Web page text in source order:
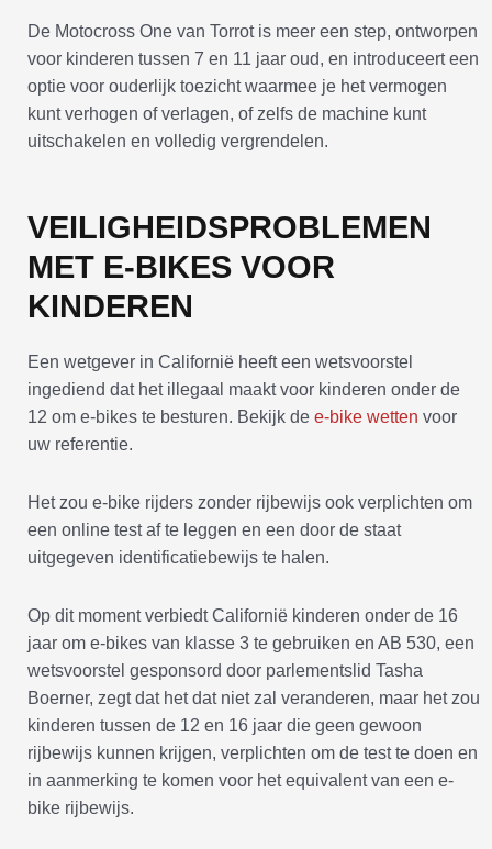
De Motocross One van Torrot is meer een step, ontworpen
voor kinderen tussen 7 en 11 jaar oud, en introduceert een
optie voor ouderlijk toezicht waarmee je het vermogen
kunt verhogen of verlagen, of zelfs de machine kunt
uitschakelen en volledig vergrendelen.
VEILIGHEIDSPROBLEMEN
MET E-BIKES VOOR
KINDEREN
Een wetgever in Californië heeft een wetsvoorstel
ingediend dat het illegaal maakt voor kinderen onder de
12 om e-bikes te besturen. Bekijk de e-bike wetten voor
uw referentie.
Het zou e-bike rijders zonder rijbewijs ook verplichten om
een online test af te leggen en een door de staat
uitgegeven identificatiebewijs te halen.
Op dit moment verbiedt Californië kinderen onder de 16
jaar om e-bikes van klasse 3 te gebruiken en AB 530, een
wetsvoorstel gesponsord door parlementslid Tasha
Boerner, zegt dat het dat niet zal veranderen, maar het zou
kinderen tussen de 12 en 16 jaar die geen gewoon
rijbewijs kunnen krijgen, verplichten om de test te doen en
in aanmerking te komen voor het equivalent van een e-
bike rijbewijs.